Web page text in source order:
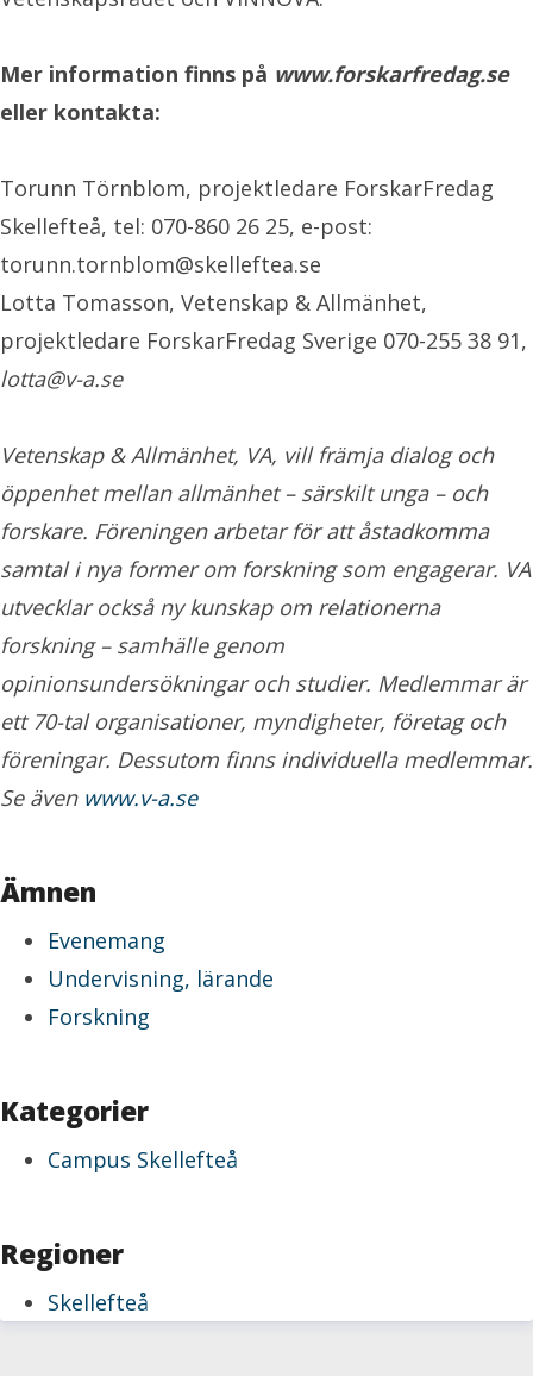
Mer information finns på www.forskarfredag.se
eller kontakta:
Torunn Törnblom, projektledare ForskarFredag
Skellefteå, tel: 070-860 26 25, e-post:
torunn.tornblom@skelleftea.se
Lotta Tomasson, Vetenskap & Allmänhet,
projektledare ForskarFredag Sverige 070-255 38 91,
lotta@v-a.se
Vetenskap & Allmänhet, VA, vill främja dialog och
öppenhet mellan allmänhet – särskilt unga – och
forskare. Föreningen arbetar för att åstadkomma
samtal i nya former om forskning som engagerar. VA
utvecklar också ny kunskap om relationerna
forskning – samhälle genom
opinionsundersökningar och studier. Medlemmar är
ett 70-tal organisationer, myndigheter, företag och
föreningar. Dessutom finns individuella medlemmar.
Se även www.v-a.se
Ämnen
Evenemang
Undervisning, lärande
Forskning
Kategorier
Campus Skellefteå
Regioner
Skellefteå